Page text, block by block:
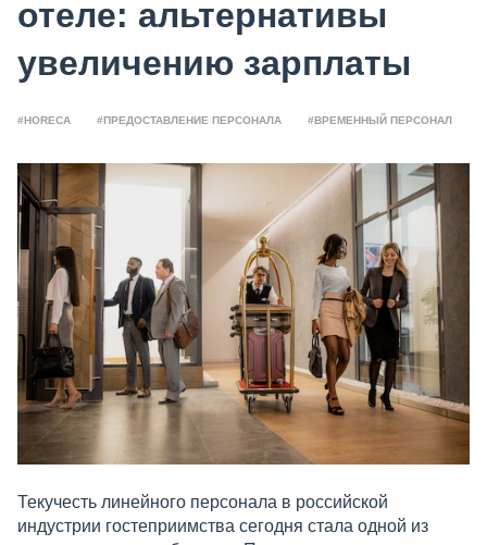
отеле: альтернативы
увеличению зарплаты
#HORECA #ПРЕДОСТАВЛЕНИЕ ПЕРСОНАЛА #ВРЕМЕННЫЙ ПЕРСОНАЛ
Текучесть линейного персонала в российской
индустрии гостеприимства сегодня стала одной из